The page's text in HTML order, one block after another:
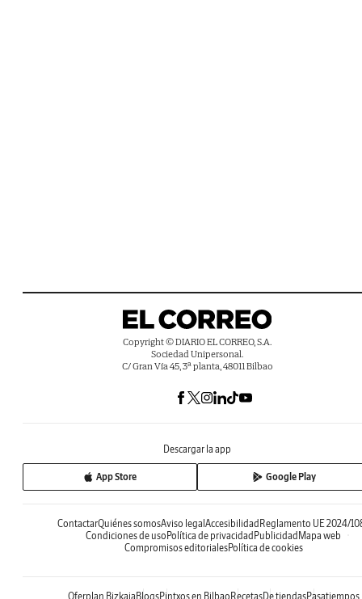
Copyright © DIARIO EL CORREO, S.A.
Sociedad Unipersonal.
C/ Gran Vía 45, 3ª planta, 48011 Bilbao
Descargar la app
App Store Google Play
ContactarQuiénes somosAviso legal Accesibilidad Reglamento UE 2024/
Condiciones de uso Política de privacidad Publicidad Mapa web
Compromisos editorialesPolítica de cookies
Oferplan Bizkaia BlogsPintxos en Bilbao RecetasDe tiendasPasatiempos